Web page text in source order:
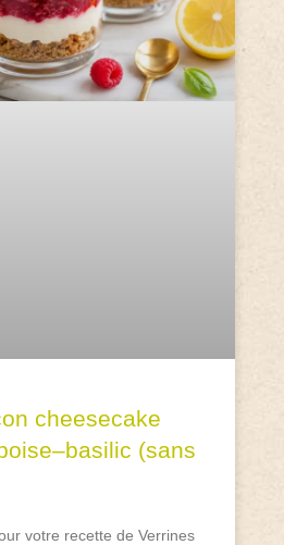
cheesecake
(sans
votre recette de Verrines